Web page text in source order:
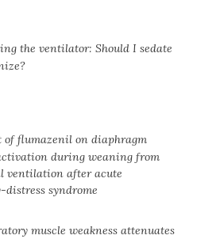
the ventilator: Should I sedate
of flumazenil on diaphragm
during weaning from
ventilation after acute
syndrome
muscle weakness attenuates